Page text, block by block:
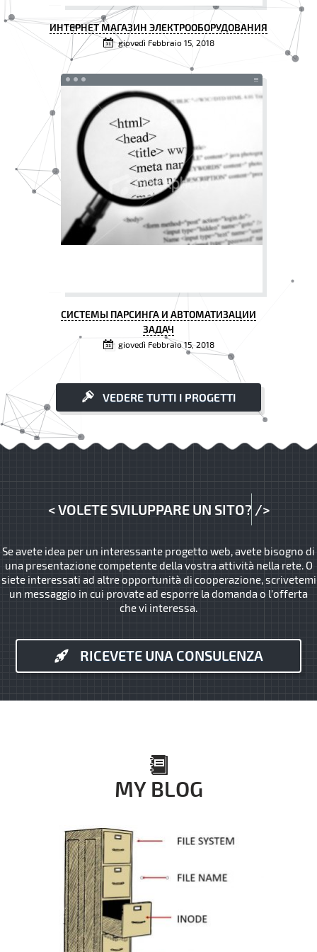
ИНТЕРНЕТ МАГАЗИН ЭЛЕКТРООБОРУДОВАНИЯ
giovedì Febbraio 15, 2018
СИСТЕМЫ ПАРСИНГА И АВТОМАТИЗАЦИИ
ЗАДАЧ
giovedì Febbraio 15, 2018
VEDERE TUTTI I PROGETTI
<VOLETE SVILUPPARE UN SITO? />
Se avete idea per un interessante progetto web, avete bisogno di
una presentazione competente della vostra attività nella rete. O
siete interessati ad altre opportunità di cooperazione, scrivetemi
un messaggio in cui provate ad esporre la domanda o l’offerta
che vi interessa.
RICEVETE UNA CONSULENZA
MY BLOG